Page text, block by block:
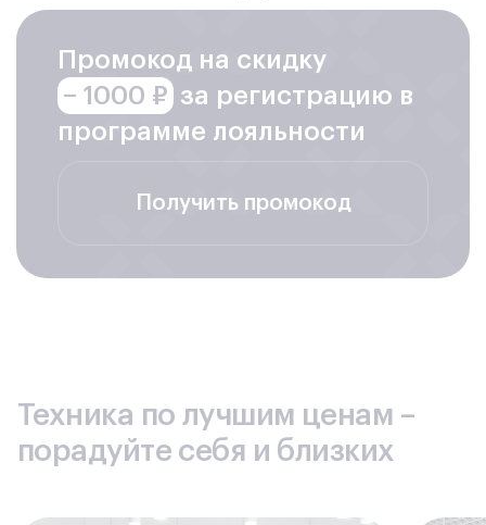
Промокод на скидку
− 1000 ₽ за регистрацию в
программе лояльности
Получить промокод
Техника по лучшим ценам –
порадуйте себя и близких